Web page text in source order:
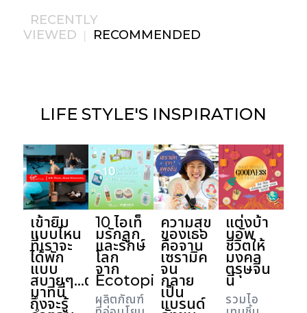
RECENTLY
VIEWED | RECOMMENDED
LIFE STYLE'S INSPIRATION
เข้ายิม
แบบไหน
ที่เราจะ
ได้พัก
แบบ
สบายๆ...ต้อง
มาที่นี่
ถึงจะรู้
10 ไอเท็
มรักลูก
และรักษ์
โลก
จาก
Ecotopia
ผลิตภัณฑ์
ความสุข
ของเธอ
คือจาน
เซรามิค
จน
กลาย
เป็น
แบรนด์
แต่งบ้า
นอัพ
ชีวิตให้
มงคล
ตรุษจีน
นี้
รวมไอ